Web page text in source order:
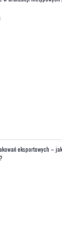
eksportowych –